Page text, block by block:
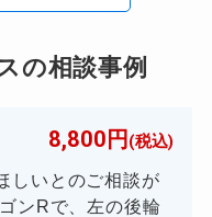
の相談事例
8,800円 (税込)
しいとのご相談が
ンRで、左の後輪